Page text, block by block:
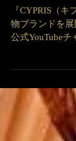
臣が出演し
『CYPRIS（キ
公式YouTube
の特集をして
画は、 「土橋
ークとの出会